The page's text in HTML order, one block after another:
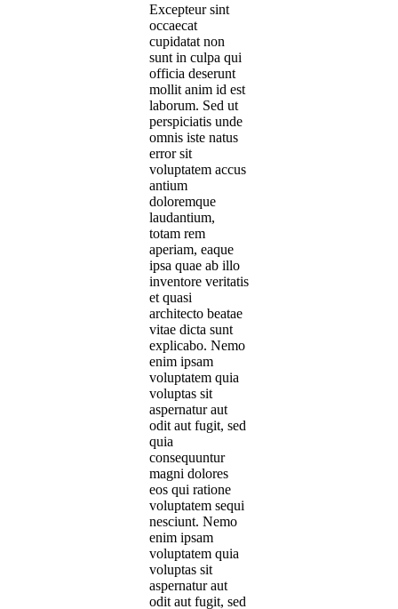
Excepteur sint
occaecat
cupidatat non
sunt in culpa qui
officia deserunt
mollit anim id est
laborum. Sed ut
perspiciatis unde
omnis iste natus
error sit
voluptatem accus
antium
doloremque
laudantium,
totam rem
aperiam, eaque
ipsa quae ab illo
inventore veritatis
et quasi
architecto beatae
vitae dicta sunt
explicabo. Nemo
enim ipsam
voluptatem quia
voluptas sit
aspernatur aut
odit aut fugit, sed
quia
consequuntur
magni dolores
eos qui ratione
voluptatem sequi
nesciunt. Nemo
enim ipsam
voluptatem quia
voluptas sit
aspernatur aut
odit aut fugit, sed